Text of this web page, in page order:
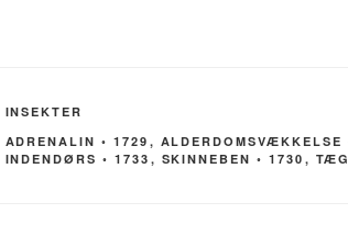
KATEGORIER
INSEKTER
TAGS
ADRENALIN ◦ 1729 , ALDERDOMSVÆKKELSE
INDENDØRS ◦ 1733 , SKINNEBEN ◦ 1730 ,